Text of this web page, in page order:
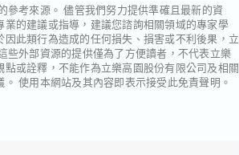
考來源。 儘管我們努力提供準確且最新的資
的建議或指導，建議您諮詢相關領域的專家學
此類行為造成的任何損失、損害或不利後果，立
些外部資源的提供僅為了方便讀者，不代表立樂
或詮釋，不能作為立樂高園股份有限公司及相關
使用本網站及其內容即表示接受此免責聲明。